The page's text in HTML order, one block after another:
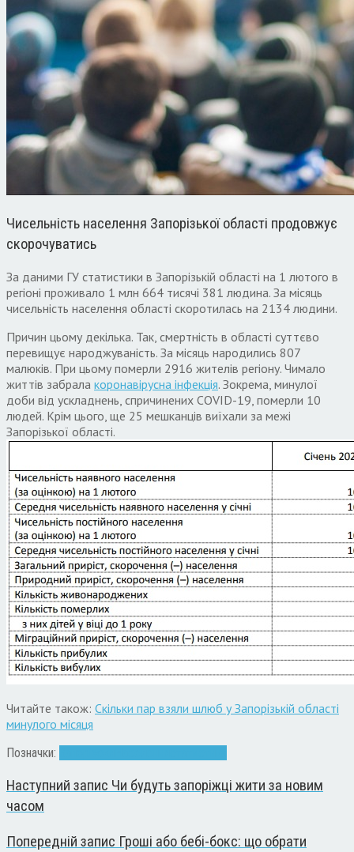
Чисельність населення Запорізької області продовжує
скорочуватись
За даними ГУ статистики в Запорізькій області на 1 лютого в
регіоні проживало 1 млн 664 тисячі 381 людина. За місяць
чисельність населення області скоротилась на 2134 людини.
Причин цьому декілька. Так, смертність в області суттєво
перевищує народжуваність. За місяць народились 807
малюків. При цьому померли 2916 жителів регіону. Чимало
життів забрала коронавірусна інфекція. Зокрема, минулої
доби від ускладнень, спричинених COVID-19, померли 10
людей. Крім цього, ще 25 мешканців виїхали за межі
Запорізької області.
Читайте також: Скільки пар взяли шлюб у Запорізькій області
минулого місяця
Позначки:
Наступний запис Чи будуть запоріжці жити за новим
часом
Попередній запис Гроші або бебі-бокс: що обрати